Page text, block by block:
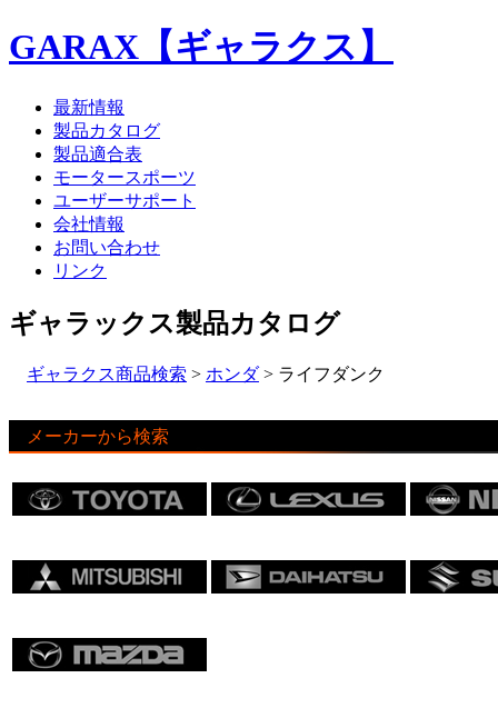
GARAX【ギャラクス】
最新情報
製品カタログ
製品適合表
モータースポーツ
ユーザーサポート
会社情報
お問い合わせ
リンク
ギャラックス製品カタログ
ギャラクス商品検索 > ホンダ> ライフダンク
メーカーから検索